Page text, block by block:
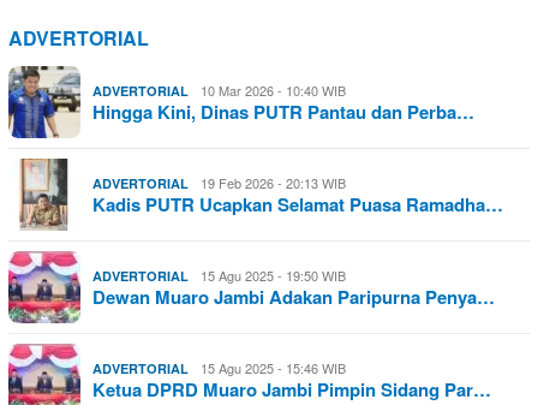
ADVERTORIAL
ADVERTORIAL 10 Mar 2026 - 10:40 WIB
Hingga Kini, Dinas PUTR Pantau dan Perba…
ADVERTORIAL 19 Feb 2026 - 20:13 WIB
Kadis PUTR Ucapkan Selamat Puasa Ramadha…
ADVERTORIAL 15 Agu 2025 - 19:50 WIB
Dewan Muaro Jambi Adakan Paripurna Penya…
ADVERTORIAL 15 Agu 2025 - 15:46 WIB
Ketua DPRD Muaro Jambi Pimpin Sidang Par…